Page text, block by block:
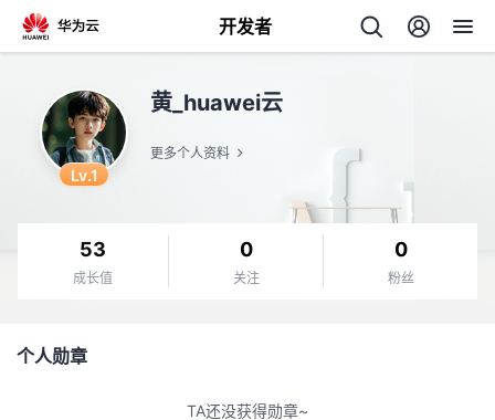
开发者
Lv.1
黄_huawei云
更多个人资料
53
成长值
0
关注
0
粉丝
个人勋章
TA还没获得勋章~